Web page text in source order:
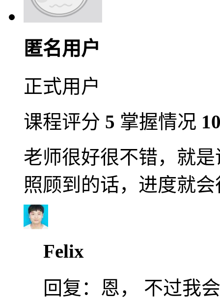
匿名用户
正式用户
课程评分 5 掌握情况
老师很好很不错，就
照顾到的话，进度就
Felix
回复： 恩， 不过我